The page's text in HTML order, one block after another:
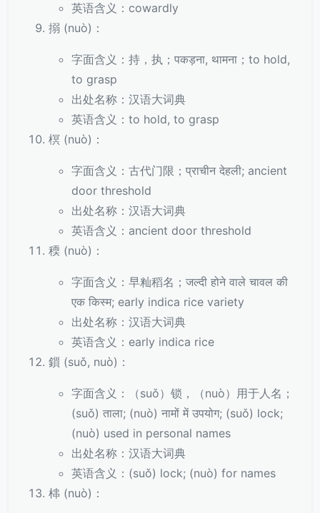
英语含义：cowardly
搦 (nuò)：
字面含义：持，执；पकड़ना, थामना；to hold,
to grasp
出处名称：汉语大词典
英语含义：to hold, to grasp
榠 (nuò)：
字面含义：古代门限；प्राचीन देहली; ancient
door threshold
出处名称：汉语大词典
英语含义：ancient door threshold
稬 (nuò)：
字面含义：早籼稻名；जल्दी होने वाले चावल की
एक किस्म; early indica rice variety
出处名称：汉语大词典
英语含义：early indica rice
鎻 (suǒ, nuò)：
字面含义：（suǒ）锁，（nuò）用于人名；
(suǒ) ताला; (nuò) नामों में उपयोग; (suǒ) lock;
(nuò) used in personal names
出处名称：汉语大词典
英语含义：(suǒ) lock; (nuò) for names
梙 (nuò)：